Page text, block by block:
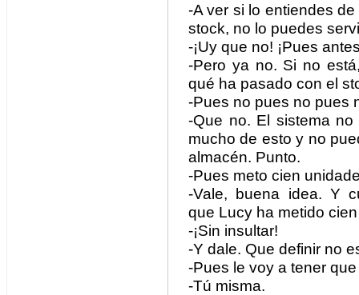
-A ver si lo entiendes
stock, no lo puedes
-¡Uy que no! ¡Pues
-Pero ya no. Si no
qué ha pasado con el
-Pues no pues no pues
-Que no. El sistema
mucho de esto y no
almacén. Punto.
-Pues meto cien
-Vale, buena idea. Y
que Lucy ha metido
-¡Sin insultar!
-Y dale. Que definir no
-Pues le voy a tener
-Tú misma.